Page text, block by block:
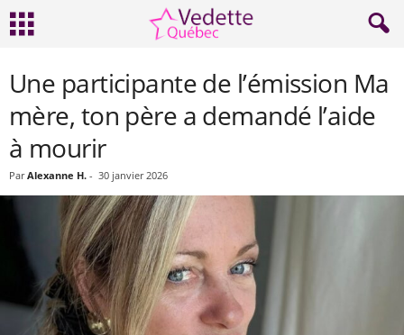
Une participante de l’émission Ma
mère, ton père a demandé l’aide
à mourir
Par Alexanne H. - 30 janvier 2026